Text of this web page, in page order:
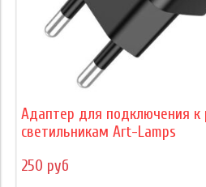
Адаптер для подключения к
светильникам Art-Lamps
250 руб